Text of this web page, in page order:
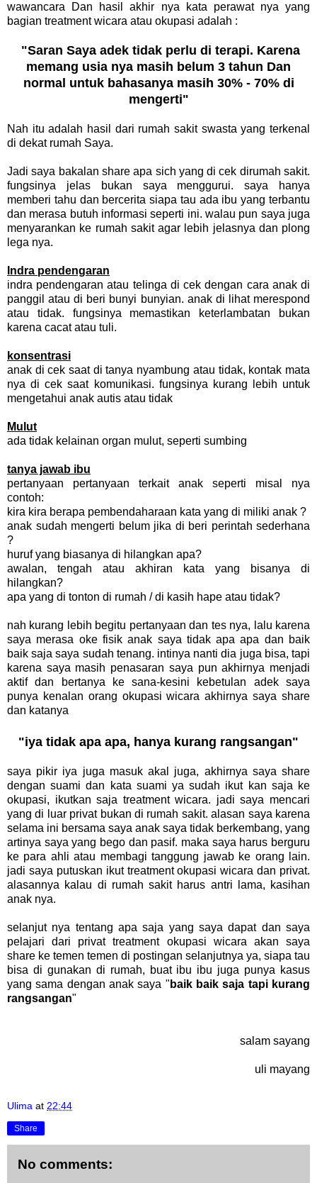
wawancara Dan hasil akhir nya kata perawat nya yang
bagian treatment wicara atau okupasi adalah :
"Saran Saya adek tidak perlu di terapi. Karena
memang usia nya masih belum 3 tahun Dan
normal untuk bahasanya masih 30% - 70% di
mengerti"
Nah itu adalah hasil dari rumah sakit swasta yang terkenal
di dekat rumah Saya.
Jadi saya bakalan share apa sich yang di cek dirumah sakit.
fungsinya jelas bukan saya menggurui. saya hanya
memberi tahu dan bercerita siapa tau ada ibu yang terbantu
dan merasa butuh informasi seperti ini. walau pun saya juga
menyarankan ke rumah sakit agar lebih jelasnya dan plong
lega nya.
Indra pendengaran
indra pendengaran atau telinga di cek dengan cara anak di
panggil atau di beri bunyi bunyian. anak di lihat merespond
atau tidak. fungsinya memastikan keterlambatan bukan
karena cacat atau tuli.
konsentrasi
anak di cek saat di tanya nyambung atau tidak, kontak mata
nya di cek saat komunikasi. fungsinya kurang lebih untuk
mengetahui anak autis atau tidak
Mulut
ada tidak kelainan organ mulut, seperti sumbing
tanya jawab ibu
pertanyaan pertanyaan terkait anak seperti misal nya
contoh:
kira kira berapa pembendaharaan kata yang di miliki anak ?
anak sudah mengerti belum jika di beri perintah sederhana
?
huruf yang biasanya di hilangkan apa?
awalan, tengah atau akhiran kata yang bisanya di
hilangkan?
apa yang di tonton di rumah / di kasih hape atau tidak?
nah kurang lebih begitu pertanyaan dan tes nya, lalu karena
saya merasa oke fisik anak saya tidak apa apa dan baik
baik saja saya sudah tenang. intinya nanti dia juga bisa, tapi
karena saya masih penasaran saya pun akhirnya menjadi
aktif dan bertanya ke sana-kesini kebetulan adek saya
punya kenalan orang okupasi wicara akhirnya saya share
dan katanya
"iya tidak apa apa, hanya kurang rangsangan"
saya pikir iya juga masuk akal juga, akhirnya saya share
dengan suami dan kata suami ya sudah ikut kan saja ke
okupasi, ikutkan saja treatment wicara. jadi saya mencari
yang di luar privat bukan di rumah sakit. alasan saya karena
selama ini bersama saya anak saya tidak berkembang, yang
artinya saya yang bego dan pasif. maka saya harus berguru
ke para ahli atau membagi tanggung jawab ke orang lain.
jadi saya putuskan ikut treatment okupasi wicara dan privat.
alasannya kalau di rumah sakit harus antri lama, kasihan
anak nya.
selanjut nya tentang apa saja yang saya dapat dan saya
pelajari dari privat treatment okupasi wicara akan saya
share ke temen temen di postingan selanjutnya ya, siapa tau
bisa di gunakan di rumah, buat ibu ibu juga punya kasus
yang sama dengan anak saya " baik baik saja tapi kurang
rangsangan"
salam sayang
uli mayang
Ulima at 22:44
Share
No comments: